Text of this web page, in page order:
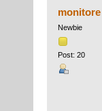
monitore
Newbie
Post: 20